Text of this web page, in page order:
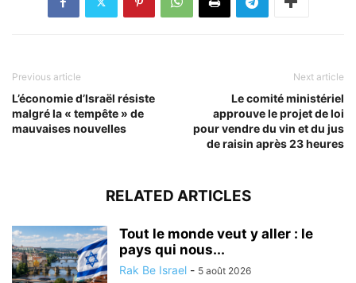
Previous article
L’économie d’Israël résiste
malgré la « tempête » de
mauvaises nouvelles
Next article
Le comité ministériel
approuve le projet de loi
pour vendre du vin et du jus
de raisin après 23 heures
RELATED ARTICLES
Tout le monde veut y aller : le
pays qui nous...
Rak Be Israel - 5 août 2026